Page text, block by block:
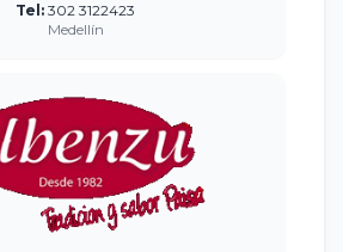
Tel: 302 3122423
Medellín